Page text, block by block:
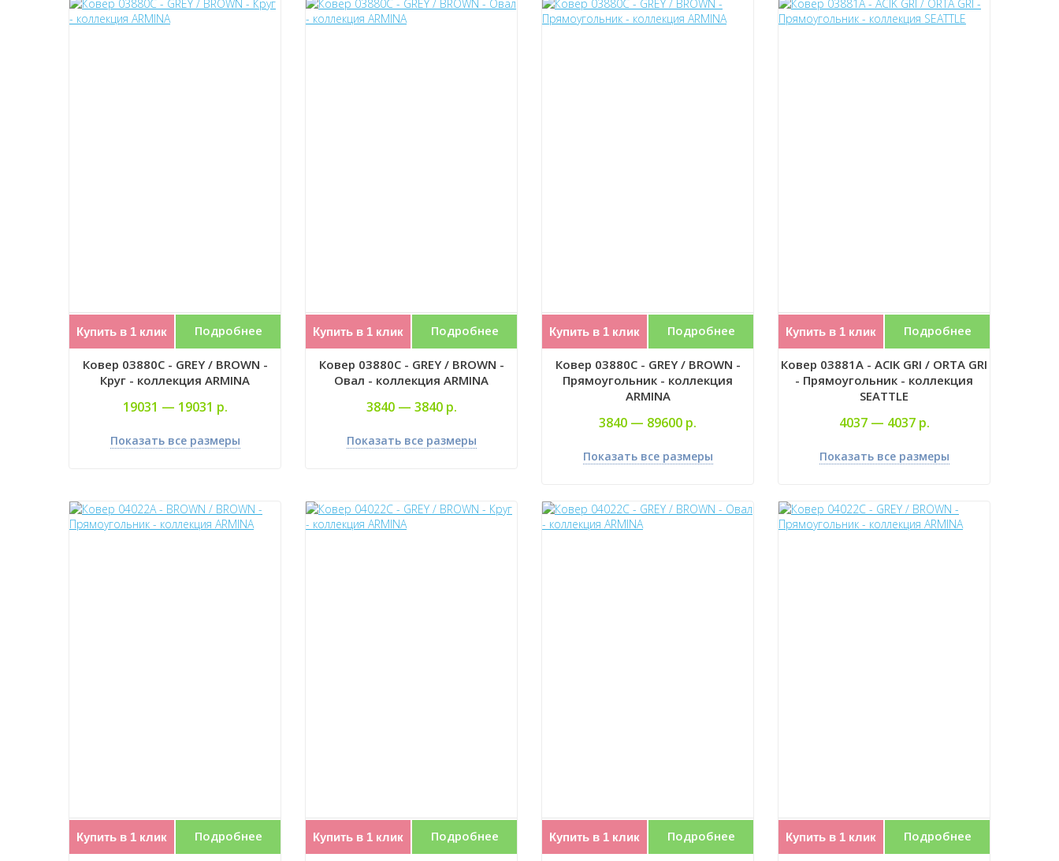
Купить в 1 клик Подробнее
Ковер 03880C - GREY / BROWN -
Круг - коллекция ARMINA
19031 — 19031 р.
Показать все размеры
Купить в 1 клик Подробнее
Ковер 03880C - GREY / BROWN -
Овал - коллекция ARMINA
3840 — 3840 р.
Показать все размеры
Купить в 1 клик Подробнее
Ковер 03880C - GREY / BROWN -
Прямоугольник - коллекция
ARMINA
3840 — 89600 р.
Показать все размеры
Купить в 1 клик Подробнее
Ковер 03881A - ACIK GRI / ORTA GRI
- Прямоугольник - коллекция
SEATTLE
4037 — 4037 р.
Показать все размеры
Купить в 1 клик Подробнее Купить в 1 клик Подробнее Купить в 1 клик Подробнее Купить в 1 клик Подробнее